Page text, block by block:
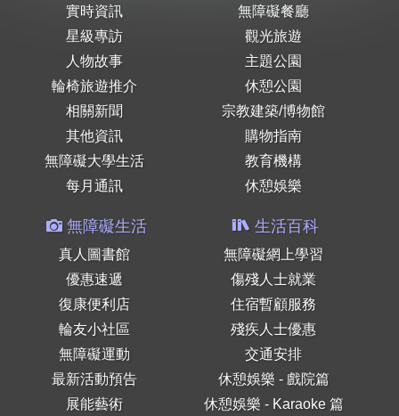
實時資訊
星級專訪
人物故事
輪椅旅遊推介
相關新聞
其他資訊
無障礙大學生活
每月通訊
無障礙餐廳
觀光旅遊
主題公園
休憩公園
宗教建築/博物館
購物指南
教育機構
休憩娛樂
無障礙生活
真人圖書館
優惠速遞
復康便利店
輪友小社區
無障礙運動
最新活動預告
展能藝術
生活百科
無障礙網上學習
傷殘人士就業
住宿暫顧服務
殘疾人士優惠
交通安排
休憩娛樂 - 戲院篇
休憩娛樂 - Karaoke 篇